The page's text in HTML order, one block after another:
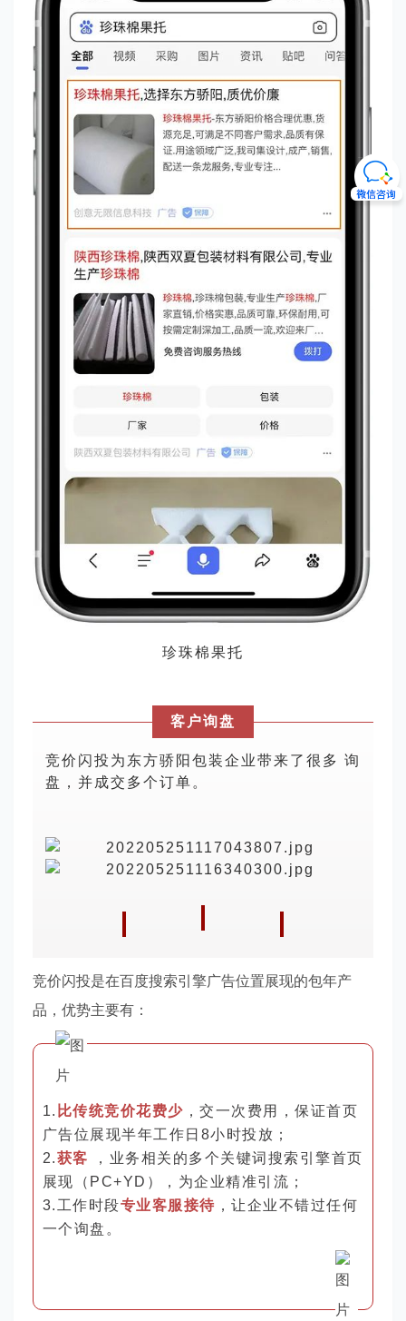
珍珠棉果托
客户询盘
竞价闪投为东方骄阳包装企业带来了很多 询
盘，并成交多个订单。
竞价闪投是在百度搜索引擎广告位置展现的包年产
品，优势主要有：
1. 比传统竞价花费少 ，交一次费用，保证首页
广告位展现半年工作日8小时投放；
2.获客
，业务相关的多个关键词搜索引擎首页
展现（PC+YD），为企业精准引流；
3.工作时段专业客服接待 ，让企业不错过任何
一个询盘。